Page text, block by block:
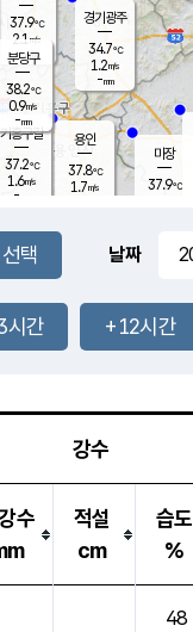
-mm
용인
37.8℃
1.7m/s
경기광주
34.7℃
1.2m/s
-mm
℃
m/s
마장
37.9℃
37.9℃
2.1 m/s
-mm
기흥구갈
37.2℃
1.6m/s
-
분당구
38.2℃
0.9m/s
-mm
날짜
시간 +12시간
강수
수
적설
cm
습도
%
48